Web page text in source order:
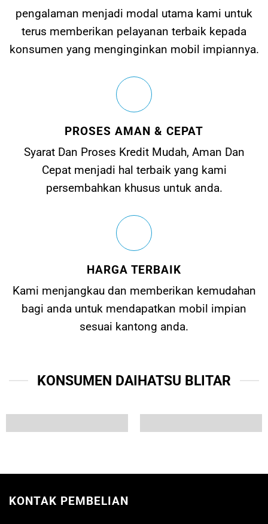
pengalaman menjadi modal utama kami untuk
terus memberikan pelayanan terbaik kepada
konsumen yang menginginkan mobil impiannya.
PROSES AMAN & CEPAT
Syarat Dan Proses Kredit Mudah, Aman Dan
Cepat menjadi hal terbaik yang kami
persembahkan khusus untuk anda.
HARGA TERBAIK
Kami menjangkau dan memberikan kemudahan
bagi anda untuk mendapatkan mobil impian
sesuai kantong anda.
KONSUMEN DAIHATSU BLITAR
KONTAK PEMBELIAN